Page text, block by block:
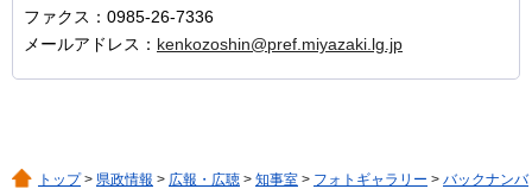
ファクス：0985-26-7336
メールアドレス： kenkozoshin@pref.miyazaki.lg.jp
トップ> 県政情報 > 広報・広聴 > 知事室 > フォトギャラリー > バックナンバ